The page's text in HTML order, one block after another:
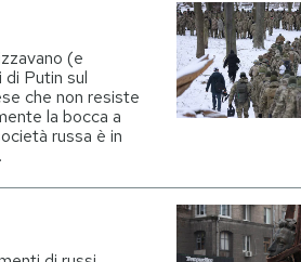
(e
Putin sul
che non resiste
la bocca a
russa è in